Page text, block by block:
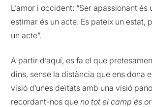
L’amor i occident: “Ser apassionant és
estimar és un acte. Es pateix un estat,
un acte”.
A partir d’aquí, es fa el que
dins, sense la distància que ens dona
visió d’unes deïtats amb una visió
recordant-nos queno tot el camp és